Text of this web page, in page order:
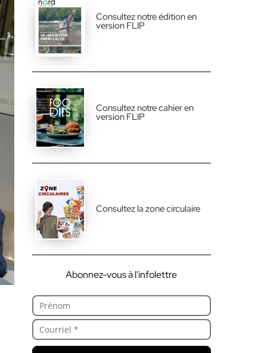
Consultez notre édition en
version FLIP
Consultez notre cahier en
version FLIP
Consultez la zone circulaire
Abonnez-vous à l'infolettre